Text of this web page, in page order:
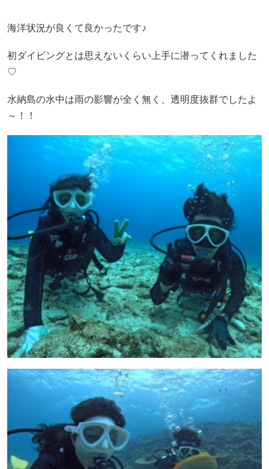
海洋状況が良くて良かったです♪
初ダイビングとは思えないくらい上手に潜ってくれました
♡
水納島の水中は雨の影響が全く無く、透明度抜群でしたよ
～！！